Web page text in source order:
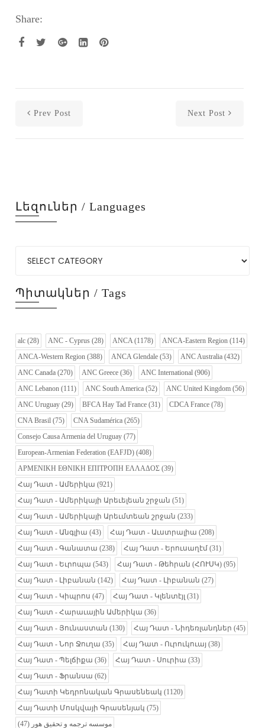
Share:
Prev Post Next Post
Լեզուներ / Languages
Պիտակներ / Tags
alc (28) ANC - Cyprus (28) ANCA(1178) ANCA-Eastern Region (114)
ANCA-Western Region (388) ANCA Glendale (53) ANC Australia (432)
ANC Canada (270) ANC Greece (36) ANC International (906)
ANC Lebanon (111) ANC South America (52) ANC United Kingdom (56)
ANC Uruguay (29) BFCA Hay Tad France (31) CDCA France (78)
CNA Brasil (75) CNA Sudamérica (265)
Consejo Causa Armenia del Uruguay (77)
European-Armenian Federation (EAFJD) (408)
ΑΡΜΕΝΙΚΗ ΕΘΝΙΚΗ ΕΠΙΤΡΟΠΗ ΕΛΛΑΔΟΣ (39)
Հայ Դատ - Ամերիկա (921)
Հայ Դատ - Ամերիկայի Արեւելեան շրջան (51)
Հայ Դատ - Ամերիկայի Արեւմտեան շրջան (233)
Հայ Դատ - Անգլիա (43) Հայ Դատ - Աւստրալիա (208)
Հայ Դատ - Գանատա (238) Հայ Դատ - Երուսաղէմ (31)
Հայ Դատ - Եւրոպա (543) Հայ Դատ - Թեհրան (ՀՈՒՍԿ) (95)
Հայ Դատ - Լիբանան (142) Հայ Դատ - Լիբանան (27)
Հայ Դատ - Կիպրոս (47) Հայ Դատ - Կլենտէյլ (31)
Հայ Դատ - Հարաւային Ամերիկա (36)
Հայ Դատ - Յունաստան (130) Հայ Դատ - Նիդեռլանդներ (45)
Հայ Դատ - Նոր Ջուղա (35) Հայ Դատ - Ուրուկուայ (38)
Հայ Դատ - Պելճիքա (36) Հայ Դատ - Սուրիա (33)
Հայ Դատ - Ֆրանսա (62)
Հայ Դատի Կեդրոնական Գրասենեակ (1120)
Հայ Դատի Մոսկվայի Գրասենյակ (75)
موسسه ترجمه و تحقیق هور (47)